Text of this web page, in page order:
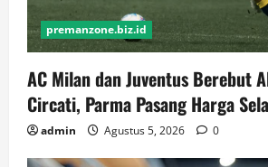
premanzone.biz.id
AC Milan dan Juventus Berebut
Circati, Parma Pasang Harga
admin Agustus 5, 2026 0